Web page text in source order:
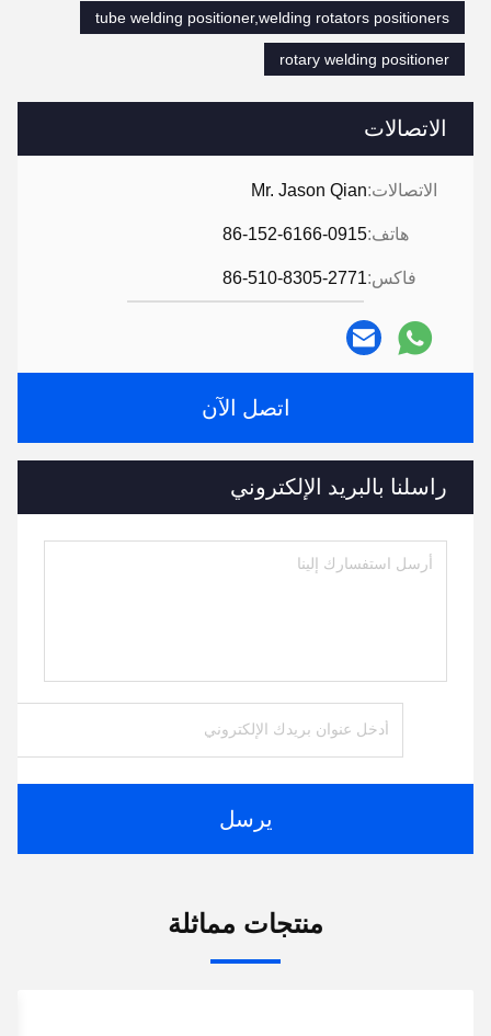
الاتصالات
الاتصالات:Mr. Jason Qian
هاتف:86-152-6166-0915
فاكس:86-510-8305-2771
اتصل الآن
راسلنا بالبريد الإلكتروني
يرسل
tube welding positioner,welding rotators positioners
rotary welding positioner
منتجات مماثلة